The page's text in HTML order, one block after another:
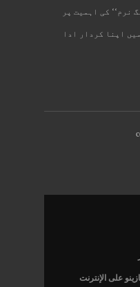
نرم‘‘ کی اہمیت پر
اپنا کردار ادا
على الإنترنت